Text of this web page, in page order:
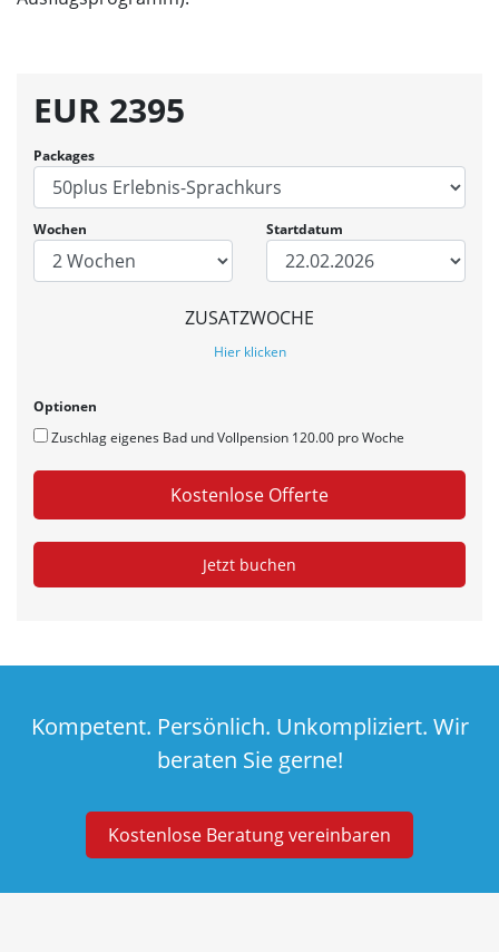
EUR 2395
Packages
Wochen Startdatum
ZUSATZWOCHE
Hier klicken
Optionen
Zuschlag eigenes Bad und Vollpension 120.00 pro Woche
Kompetent. Persönlich. Unkompliziert. Wir
beraten Sie gerne!
Kostenlose Beratung vereinbaren